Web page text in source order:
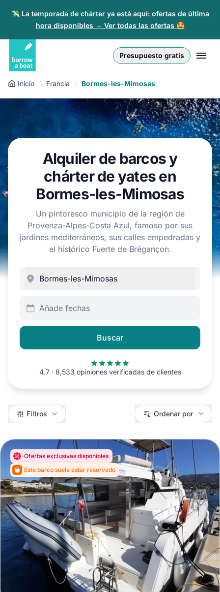
💸 La temporada de chárter ya está aquí: ofertas de última
hora disponibles → Ver todas las ofertas 🤩
Presupuesto gratis
Iniciar sesión
Regístrate
Para partners
EUR
Złoty
English (UK)
Nederlands
Español
Français
Polski
Inicio Francia Bormes-les-Mimosas
Alquiler de barcos y
chárter de yates en
Bormes-les-Mimosas
Un pintoresco municipio de la región de
Provenza-Alpes-Costa Azul, famoso por sus
jardines mediterráneos, sus calles empedradas y
el histórico Fuerte de Brégançon.
Añade fechas
Buscar
4.7 · 8,533 opiniones verificadas de clientes
Filtros Filtros Ordenar por
Ofertas exclusivas disponibles
Este barco suele estar reservado